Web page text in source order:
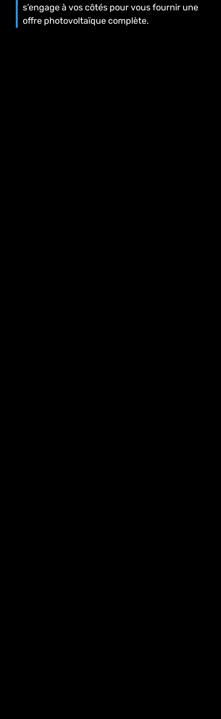
s’engage à vos côtés pour vous fournir une
offre photovoltaïque complète.